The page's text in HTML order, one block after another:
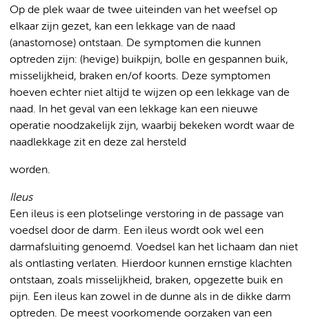
Op de plek waar de twee uiteinden van het weefsel op
elkaar zijn gezet, kan een lekkage van de naad
(anastomose) ontstaan. De symptomen die kunnen
optreden zijn: (hevige) buikpijn, bolle en gespannen buik,
misselijkheid, braken en/of koorts. Deze symptomen
hoeven echter niet altijd te wijzen op een lekkage van de
naad. In het geval van een lekkage kan een nieuwe
operatie noodzakelijk zijn, waarbij bekeken wordt waar de
naadlekkage zit en deze zal hersteld
worden.
Ileus
Een ileus is een plotselinge verstoring in de passage van
voedsel door de darm. Een ileus wordt ook wel een
darmafsluiting genoemd. Voedsel kan het lichaam dan niet
als ontlasting verlaten. Hierdoor kunnen ernstige klachten
ontstaan, zoals misselijkheid, braken, opgezette buik en
pijn. Een ileus kan zowel in de dunne als in de dikke darm
optreden. De meest voorkomende oorzaken van een